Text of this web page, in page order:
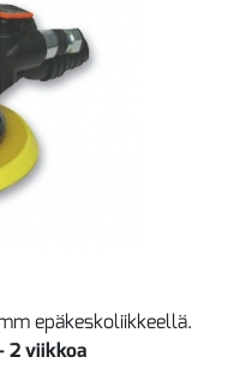
epäkeskoliikkeellä.
2 viikkoa